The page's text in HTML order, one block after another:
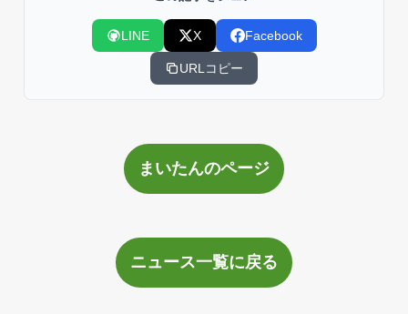
LINE X Facebook
URLコピー
まいたんのページ
ニュース一覧に戻る